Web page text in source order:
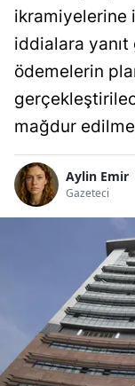
ikramiyelerine
iddialara yanıt
ödemelerin
mağdur
Aylin Emir
Gazeteci